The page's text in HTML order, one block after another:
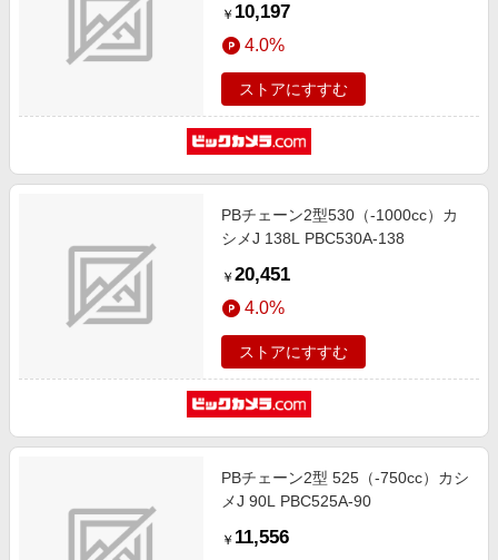
￥ 10,197
4.0%
ストアにすすむ
PBチェーン2型530（-1000cc）カ
シメJ 138L PBC530A-138
￥ 20,451
4.0%
ストアにすすむ
PBチェーン2型 525（-750cc）カシ
メJ 90L PBC525A-90
￥ 11,556